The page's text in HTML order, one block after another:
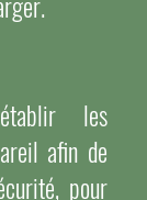
les
afin de
pour